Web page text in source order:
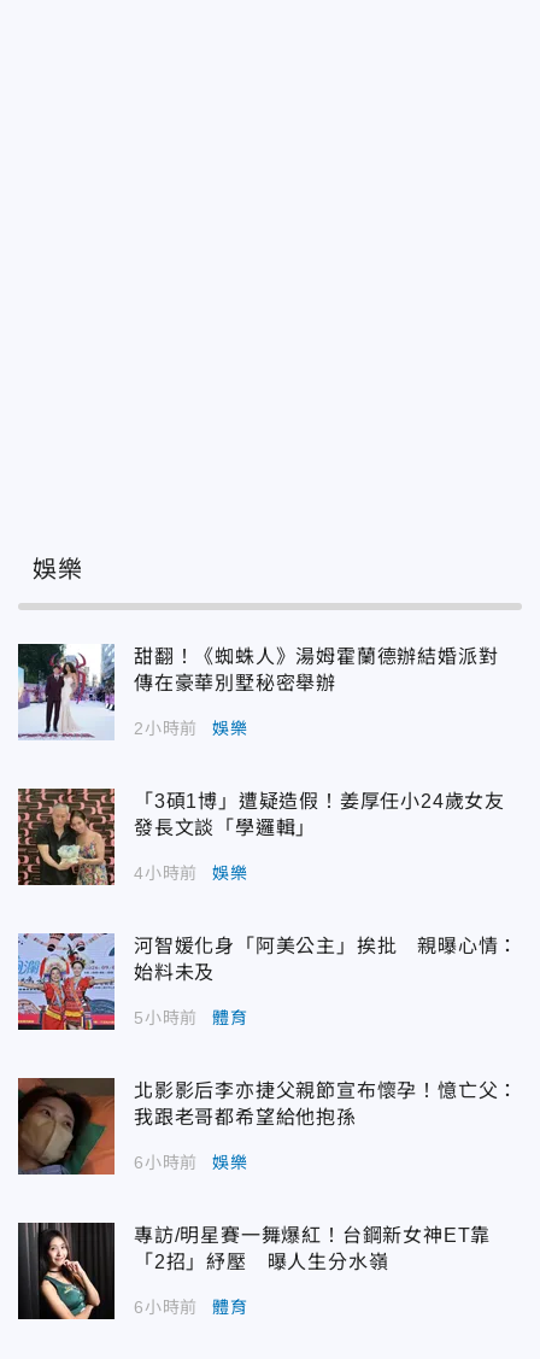
娛樂
甜翻！《蜘蛛人》湯姆霍蘭德辦結婚派對
傳在豪華別墅秘密舉辦
2小時前 娛樂
「3碩1博」遭疑造假！姜厚任小24歲女友
發長文談「學邏輯」
4小時前 娛樂
河智媛化身「阿美公主」挨批 親曝心情：
始料未及
5小時前 體育
北影影后李亦捷父親節宣布懷孕！憶亡父：
我跟老哥都希望給他抱孫
6小時前 娛樂
專訪/明星賽一舞爆紅！台鋼新女神ET靠
「2招」紓壓 曝人生分水嶺
6小時前 體育